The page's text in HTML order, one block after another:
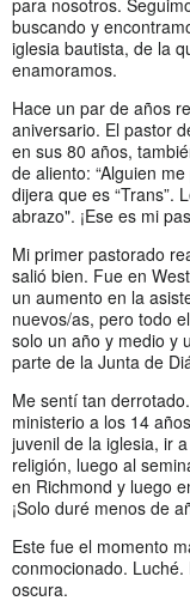
buscando y
iglesia bautista, de la
enamoramos.
Hace un par de años
aniversario. El pastor
en sus 80 años,
de aliento: “Alguien
dijera que es “Trans”.
abrazo". ¡Ese es mi
Mi primer pastorado
salió bien. Fue en
un aumento en la
nuevos/as, pero todo
solo un año y medio y
parte de la Junta de
Me sentí tan
ministerio a los 14
juvenil de la iglesia, ir
religión, luego al
en Richmond y luego
¡Solo duré menos de
Este fue el momento
conmocionado.
oscura.